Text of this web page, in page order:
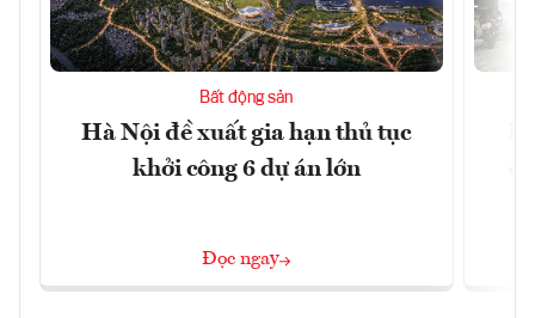
Bất động sản
Hà Nội đề xuất gia hạn thủ tục
khởi công 6 dự án lớn
Đọc ngay